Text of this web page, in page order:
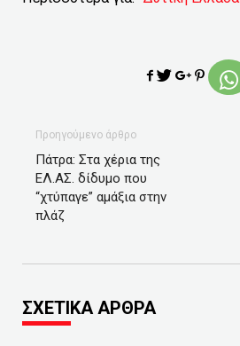
Προηγούμενο άρθρο
Πάτρα: Στα χέρια της
ΕΛ.ΑΣ. δίδυμο που
“χτύπαγε” αμάξια στην
πλάζ
ΣΧΕΤΙΚΑ ΑΡΘΡΑ